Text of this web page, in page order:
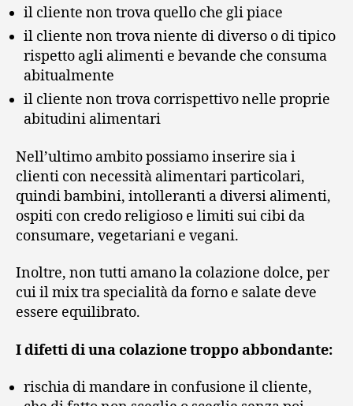
il cliente non trova quello che gli piace
il cliente non trova niente di diverso o di tipico
rispetto agli alimenti e bevande che consuma
abitualmente
il cliente non trova corrispettivo nelle proprie
abitudini alimentari
Nell’ultimo ambito possiamo inserire sia i
clienti con necessità alimentari particolari,
quindi bambini, intolleranti a diversi alimenti,
ospiti con credo religioso e limiti sui cibi da
consumare, vegetariani e vegani.
Inoltre, non tutti amano la colazione dolce, per
cui il mix tra specialità da forno e salate deve
essere equilibrato.
I difetti di una colazione troppo abbondante:
rischia di mandare in confusione il cliente,